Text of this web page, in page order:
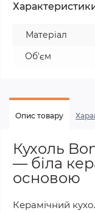
Матеріал
Об'єм
Опис товару
Кухоль
— біла
основою
Керамічний